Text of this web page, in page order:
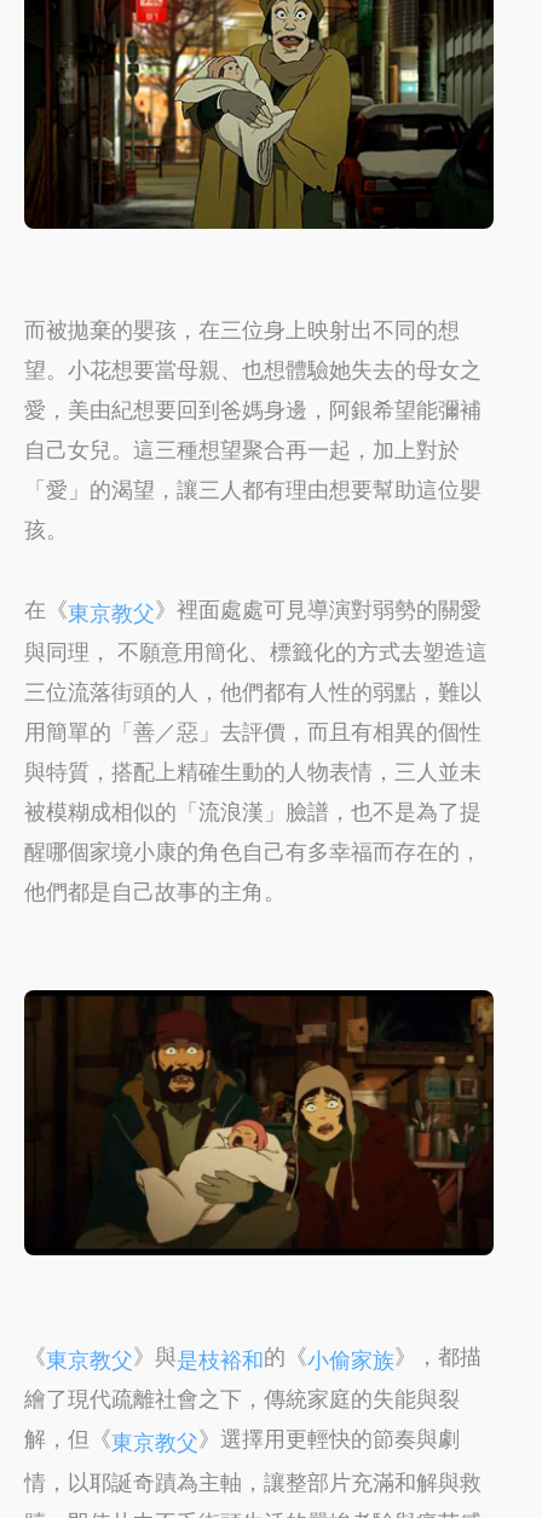
而被拋棄的嬰孩，在三位身上映射出不同的想
望。小花想要當母親、也想體驗她失去的母女之
愛，美由紀想要回到爸媽身邊，阿銀希望能彌補
自己女兒。這三種想望聚合再一起，加上對於
「愛」的渴望，讓三人都有理由想要幫助這位嬰
孩。
在《東京教父》裡面處處可見導演對弱勢的關愛
與同理， 不願意用簡化、標籤化的方式去塑造這
三位流落街頭的人，他們都有人性的弱點，難以
用簡單的「善／惡」去評價，而且有相異的個性
與特質，搭配上精確生動的人物表情，三人並未
被模糊成相似的「流浪漢」臉譜，也不是為了提
醒哪個家境小康的角色自己有多幸福而存在的，
他們都是自己故事的主角。
《東京教父》與是枝裕和的《小偷家族》，都描
繪了現代疏離社會之下，傳統家庭的失能與裂
解，但《東京教父》選擇用更輕快的節奏與劇
情，以耶誕奇蹟為主軸，讓整部片充滿和解與救